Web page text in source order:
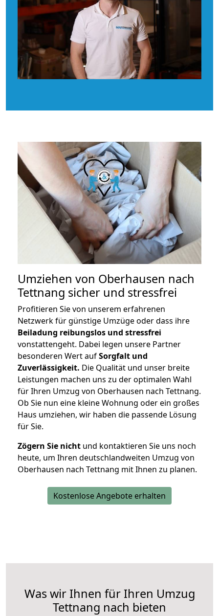
Umziehen von Oberhausen nach
Tettnang sicher und stressfrei
Profitieren Sie von unserem erfahrenen
Netzwerk für günstige Umzüge oder dass ihre
Beiladung reibungslos und stressfrei
vonstattengeht. Dabei legen unsere Partner
besonderen Wert aufSorgfalt und
Zuverlässigkeit. Die Qualität und unser breite
Leistungen machen uns zu der optimalen Wahl
für Ihren Umzug von Oberhausen nach Tettnang.
Ob Sie nun eine kleine Wohnung oder ein großes
Haus umziehen, wir haben die passende Lösung
für Sie.
Zögern Sie nicht und kontaktieren Sie uns noch
heute, um Ihren deutschlandweiten Umzug von
Oberhausen nach Tettnang mit Ihnen zu planen.
Kostenlose Angebote erhalten
Was wir Ihnen für Ihren Umzug
Tettnang nach bieten